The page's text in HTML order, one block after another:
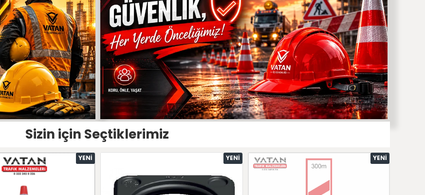
Sizin için Seçtiklerimiz
YENI YENI YENI